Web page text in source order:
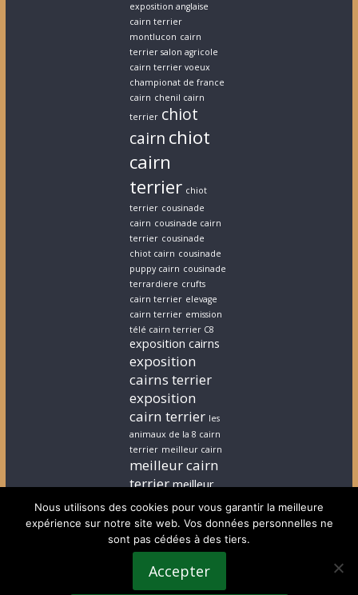
exposition anglaise
cairn terrier
montlucon cairn
terrier salon agricole
cairn terrier voeux
championat de france
cairn chenil cairn
terrier chiot
cairn chiot
cairn
terrier chiot
terrier cousinade
cairn cousinade cairn
terrier cousinade
chiot cairn cousinade
puppy cairn cousinade
terrardiere crufts
cairn terrier elevage
cairn terrier emission
télé cairn terrier C8
exposition cairns
exposition
cairns terrier
exposition
cairn terrier les
animaux de la 8 cairn
terrier meilleur cairn
meilleur cairn
terrier meilleur
elevage cairn
terrier
stephanie
cairn terrier
stephanie
chiot cairn terrier
terrardiere voeux
terrier terrier ecossais
Nous utilisons des cookies pour vous garantir la meilleure
expérience sur notre site web. Vos données personnelles ne
sont pas cédées à des tiers.
Accepter